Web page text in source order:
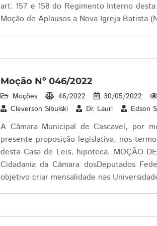
art. 157 e 158 do Regimento Interno
Moção de Aplausos a Nova Igreja Batista
Moção Nº 046/2022
Moções 46/2022
30/05/2022
Cleverson Sibulski
Dr. Lauri Edson
A Câmara Municipal de Cascavel, por
presente proposição legislativa, nos
desta Casa de Leis, hipoteca, MOÇÃO
Cidadania da Câmara dosDeputados
objetivo criar mensalidade nas